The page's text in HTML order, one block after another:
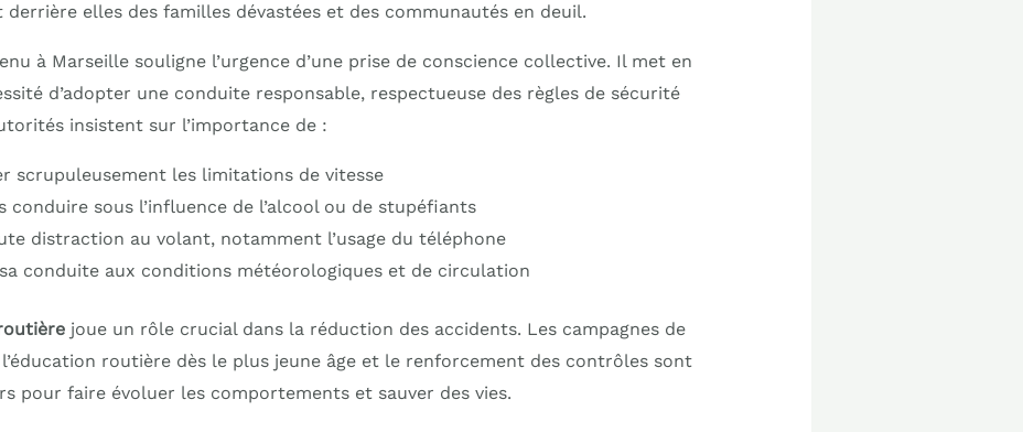
derrière elles des familles dévastées et des communautés en deuil.
à Marseille souligne l’urgence d’une prise de conscience collective. Il met en
d’adopter une conduite responsable, respectueuse des règles de sécurité
insistent sur l’importance de :
scrupuleusement les limitations de vitesse
conduire sous l’influence de l’alcool ou de stupéfiants
distraction au volant, notamment l’usage du téléphone
conduite aux conditions météorologiques et de circulation
joue un rôle crucial dans la réduction des accidents. Les campagnes de
routière dès le plus jeune âge et le renforcement des contrôles sont
pour faire évoluer les comportements et sauver des vies.